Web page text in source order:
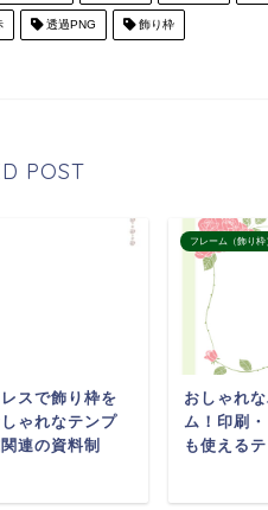
透過PNG 飾り枠
POST
スで飾り枠を
ゃれなテンプ
連の資料制
フレーム（飾り枠
おしゃれ
ム！印刷
も使える